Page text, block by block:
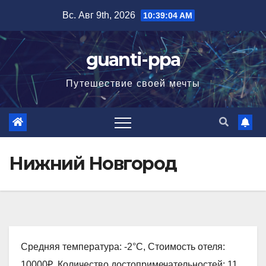
содержимому
Вс. Авг 9th, 2026 10:39:06 AM
guanti-ppa
Путешествие своей мечты
Нижний Новгород
Средняя температура: -2°C, Стоимость отеля: